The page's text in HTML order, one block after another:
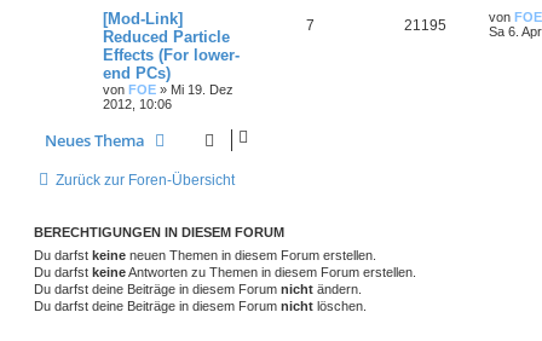
[Mod-Link]
Reduced Particle
Effects (For lower-
end PCs)
von FOE » Mi 19. Dez
2012, 10:06
7 21195 von FOE
Sa 6.
Neues Thema
Zurück zur Foren-Übersicht
BERECHTIGUNGEN IN DIESEM FORUM
Du darfst keine neuen Themen in diesem Forum erstellen.
Du darfst keineAntworten zu Themen in diesem Forum erstellen.
Du darfst deine Beiträge in diesem Forum nicht ändern.
Du darfst deine Beiträge in diesem Forum nicht löschen.